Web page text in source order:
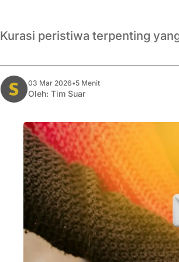
Kurasi peristiwa terpenting
03 Mar 2026•5 Menit
Oleh: Tim Suar